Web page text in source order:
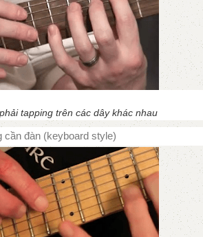
tapping trên các dây khác nhau
cần đàn (keyboard style)